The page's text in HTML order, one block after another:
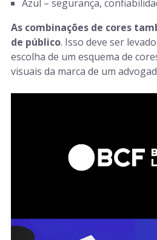
Azul – segurança,
As combinações de cores
de público. Isso deve ser
escolha de um esquema de
visuais da marca de um